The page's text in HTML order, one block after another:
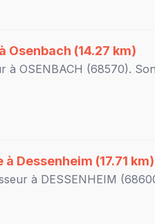
Osenbach (14.27 km)
à OSENBACH (68570).
à Dessenheim (17.71 km)
à DESSENHEIM